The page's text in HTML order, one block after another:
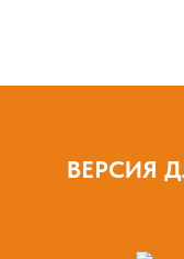
ВЕРСИЯ